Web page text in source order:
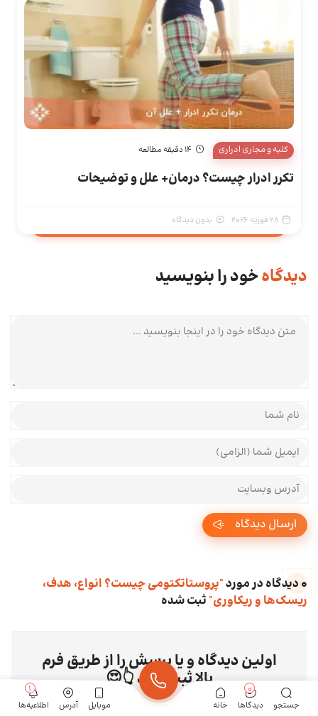
کلیه و مجاری ادراری 14 دقیقه مطالعه
تکرر ادرار چیست؟ درمان+ علل و توضیحات
28 فوریه 2026 بدون دیدگاه
دیدگاهخود را بنویسید
متن دیدگاه شما
نام و نام خانوادگی شما
ایمیل شما
آدرس وبسایت شما
ارسال دیدگاه
0 دیدگاه در مورد
"پروستاتکتومی چیست؟ انواع، هدف،
ریسک‌ها و ریکاوری"ثبت شده
اولین دیدگاه و یا پرسش را از طریق فرم
بالا ثبت کنید 👆😍
جستجو دیدگاها
0
خانه موبایل آدرس اطلاعیه‌ها
1